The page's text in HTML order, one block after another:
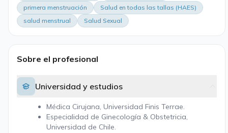
primera menstruación
Salud en todas las tallas (HAES)
salud menstrual
Salud Sexual
Sobre el profesional
Universidad y estudios
Médica Cirujana, Universidad Finis Terrae.
Especialidad de Ginecología & Obstetricia,
Universidad de Chile.